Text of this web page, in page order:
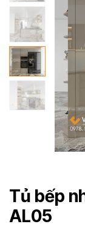
Tủ bếp
AL05